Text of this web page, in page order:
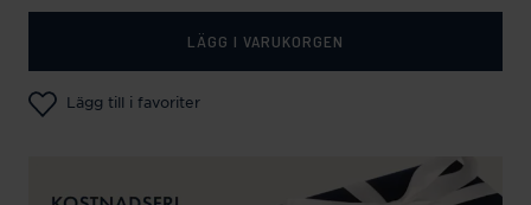
LÄGG I VARUKORGEN
Lägg till i favoriter